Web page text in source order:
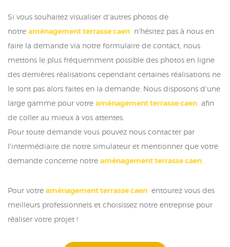
Si vous souhaitez visualiser d'autres photos de
notre aménagement terrasse caen n'hésitez pas à nous en
faire la demande via notre formulaire de contact, nous
mettons le plus fréquemment possible des photos en ligne
des dernières réalisations cependant certaines réalisations ne
le sont pas alors faites en la demande. Nous disposons d'une
large gamme pour votre aménagement terrasse caen afin
de coller au mieux à vos attentes.
Pour toute demande vous pouvez nous contacter par
l'intermédiaire de notre simulateur et mentionner que votre
demande concerne notre aménagement terrasse caen
Pour votre aménagement terrasse caen entourez vous des
meilleurs professionnels et choisissez notre entreprise pour
réaliser votre projet !